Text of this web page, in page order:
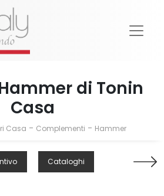
di Tonin
Casa
Casa - Complementi - Hammer
Cataloghi